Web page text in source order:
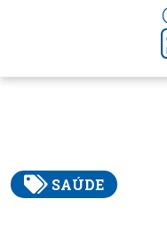
SAÚDE